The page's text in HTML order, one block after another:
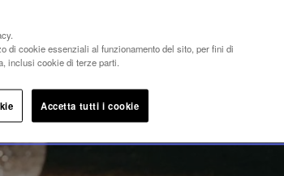
di cookie essenziali al funzionamento del sito, per fini di
inclusi cookie di terze parti.
Accetta tutti i cookie